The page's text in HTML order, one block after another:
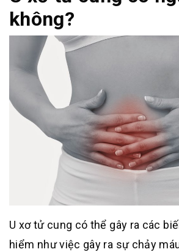
không?
U xơ tử cung có thể gây ra các
hiểm như việc gây ra sự chảy